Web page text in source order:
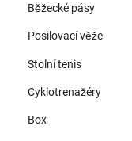
Běžecké pásy
Posilovací věže
Stolní tenis
Cyklotrenažéry
Box